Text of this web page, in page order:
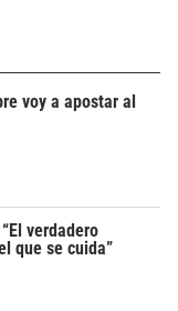
voy a apostar al
verdadero
que se cuida”